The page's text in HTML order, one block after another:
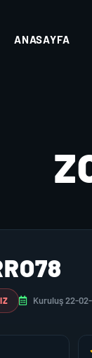
ANASAYFA
Kuruluş 22-